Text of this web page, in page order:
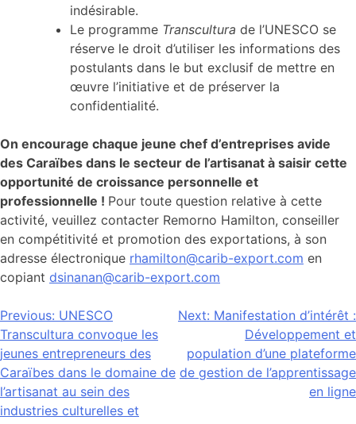
indésirable.
Le programme Transcultura de l’UNESCO se
réserve le droit d’utiliser les informations des
postulants dans le but exclusif de mettre en
œuvre l’initiative et de préserver la
confidentialité.
On encourage chaque jeune chef d’entreprises avide
des Caraïbes dans le secteur de l’artisanat à saisir cette
opportunité de croissance personnelle et
professionnelle ! Pour toute question relative à cette
activité, veuillez contacter Remorno Hamilton, conseiller
en compétitivité et promotion des exportations, à son
adresse électronique rhamilton@carib-export.com en
copiant dsinanan@carib-export.com
Navigation
de
l’article
Previous: UNESCO
Transcultura convoque les
jeunes entrepreneurs des
Caraïbes dans le domaine de
l’artisanat au sein des
industries culturelles et
Next: Manifestation d’intérêt :
Développement et
population d’une plateforme
de gestion de l’apprentissage
en ligne